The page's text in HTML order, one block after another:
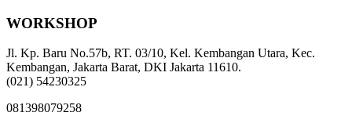
WORKSHOP
Jl. Kp. Baru No.57b, RT. 03/10, Kel. Kembangan Utara, Kec.
Kembangan, Jakarta Barat, DKI Jakarta 11610.
(021) 54230325
081398079258